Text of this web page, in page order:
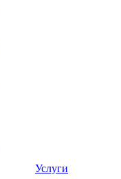
Услуги